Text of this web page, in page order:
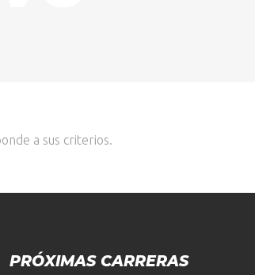
a sus criterios.
PRÓXIMAS CARRERAS